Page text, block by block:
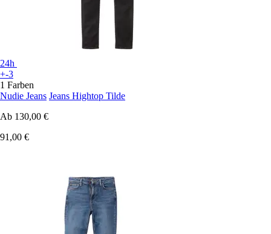
24h
+-3
1 Farben
Nudie Jeans Jeans Hightop Tilde
Ab 130,00 €
91,00 €